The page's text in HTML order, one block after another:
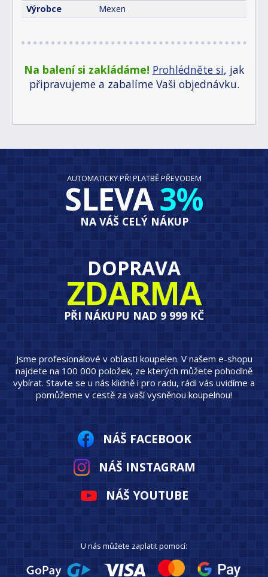
Výrobce
Mexen
Na balení si zakládáme! Prohlédněte si, jak
připravujeme a zabalíme Vaši objednávku.
AUTOMATICKY PŘI PLATBĚ PŘEVODEM
SLEVA3%
NA VÁŠ CELÝ NÁKUP
DOPRAVA
ZDARMA
PŘI NÁKUPU NAD 9 999 KČ
Jsme profesionálové v oblasti koupelen. V našem e-shopu
najdete na 100 000 položek, ze kterých můžete pohodlně
vybírat. Stavte se u nás klidně i pro radu, rádi vás uvidíme a
pomůžeme v cestě za vaší vysněnou koupelnou!
NÁŠ FACEBOOK
NÁŠ INSTAGRAM
NÁŠ YOUTUBE
U nás můžete zaplatit pomocí: